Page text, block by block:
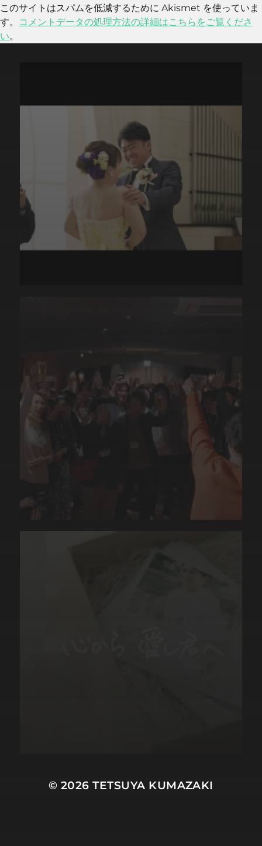
このサイトはスパムを低減するために Akismet を使っていま
す。
コメントデータの処理方法の詳細はこちらをご覧くださ
い。
© 2026TETSUYA KUMAZAKI